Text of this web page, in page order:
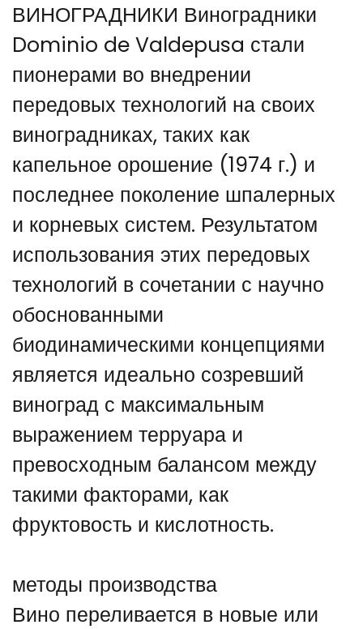
ВИНОГРАДНИКИ Виноградники
Dominio de Valdepusa стали
пионерами во внедрении
передовых технологий на своих
виноградниках, таких как
капельное орошение (1974 г.) и
последнее поколение шпалерных
и корневых систем. Результатом
использования этих передовых
технологий в сочетании с научно
обоснованными
биодинамическими концепциями
является идеально созревший
виноград с максимальным
выражением терруара и
превосходным балансом между
такими факторами, как
фруктовость и кислотность.
методы производства
Вино переливается в новые или